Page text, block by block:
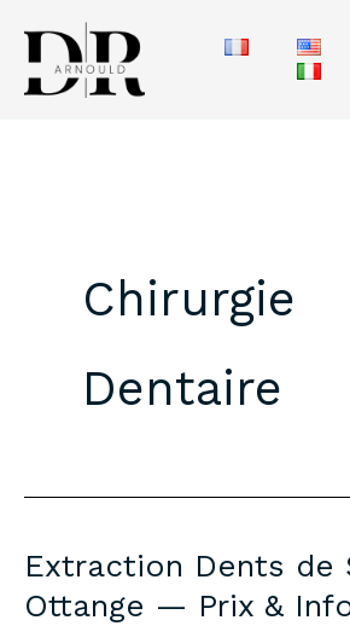
contenu
Chirurgie
Dentaire
Extraction Dents de
Ottange — Prix &